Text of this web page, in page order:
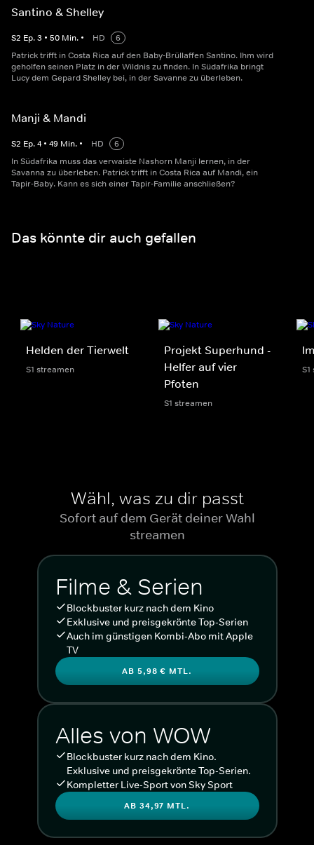
Santino & Shelley
S2 Ep.3 • 50 Min. • HD
6
Patrick trifft in Costa Rica auf den Baby-Brüllaffen Santino. Ihm wird
geholfen seinen Platz in der Wildnis zu finden. In Südafrika bringt
Lucy dem Gepard Shelley bei, in der Savanne zu überleben.
Manji & Mandi
S2 Ep.4 • 49 Min. • HD
6
In Südafrika muss das verwaiste Nashorn Manji lernen, in der
Savanna zu überleben. Patrick trifft in Costa Rica auf Mandi, ein
Tapir-Baby. Kann es sich einer Tapir-Familie anschließen?
Das könnte dir auch gefallen
Helden der Tierwelt
S1 streamen
Projekt Superhund -
Helfer auf vier
Pfoten
S1 streamen
Wähl, was zu dir passt
Sofort auf dem Gerät deiner Wahl
streamen
Filme & Serien
Blockbuster kurz nach dem Kino
Exklusive und preisgekrönte Top-Serien
Auch im günstigen Kombi-Abo mit Apple
TV
AB 5,98 € MTL.
Alles von WOW
Blockbuster kurz nach dem Kino.
Exklusive und preisgekrönte Top-Serien.
Kompletter Live-Sport von Sky Sport
AB 34,97 MTL.